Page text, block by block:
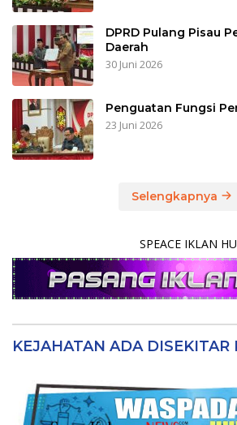
DPRD Pulang Pisau
Daerah
30 Juni 2026
Penguatan Fungsi
23 Juni 2026
Selengkapnya
SPEACE IKLAN HUB.
KEJAHATAN ADA DISEKITAR